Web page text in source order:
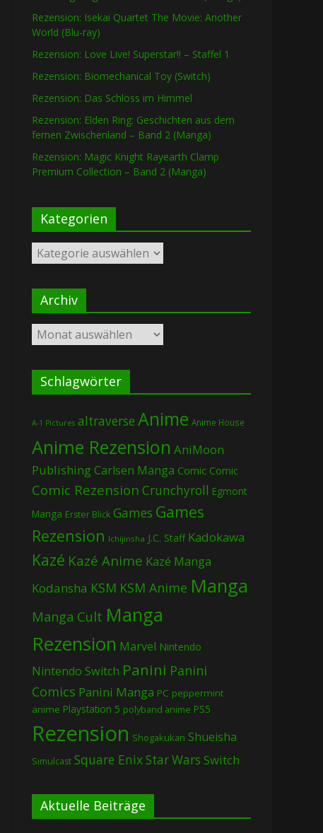
Rezension: Isekai Quartet The Movie: Another
World (Blu-ray)
Rezension: Love Live! Superstar!! – Staffel 1
Rezension: Biomechanical Toy (Switch)
Rezension: Das Schloss im Himmel
Rezension: Elden Ring: Geschichten aus dem
fernen Zwischenland – Band 2 (Manga)
Rezension: Magic Knight Rayearth Clamp
Premium Collection – Band 2 (Manga)
Kategorien
Kategorien
Archiv
Archiv
Schlagwörter
A-1 Pictures altraverse Anime Anime House
Anime Rezension AniMoon
PublishingCarlsen Manga Comic Comic
Comic Rezension Crunchyroll Egmont
Manga Erster Blick Games Games
Rezension Ichijinsha J.C. Staff Kadokawa
Kazé Kazé Anime Kazé Manga
Kodansha KSM KSM Anime Manga
Manga Cult Manga
Rezension Marvel Nintendo
Nintendo Switch Panini Panini
Comics Panini Manga PC peppermint
anime Playstation 5 polyband anime PS5
Rezension Shogakukan Shueisha
Simulcast Square EnixStar Wars Switch
Aktuelle Beiträge